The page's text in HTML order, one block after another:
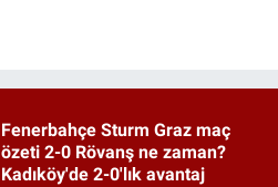
Fenerbahçe Sturm Graz maç
özeti 2-0 Rövanş ne zaman?
Kadıköy'de 2-0'lık avantaj